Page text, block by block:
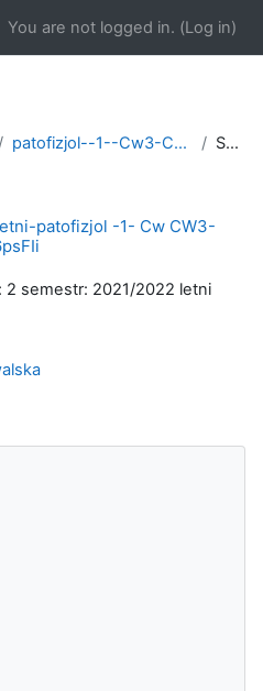
search input
You are not logged in. (Log in)
patofizjol--1--Cw3-CW3-ROK-2021-2022-letni Summary
patofizjol -1- Cw CW3-
2 semestr: 2021/2022 letni